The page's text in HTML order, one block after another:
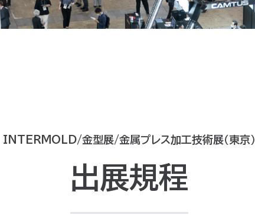
INTERMOLD/金型展/金属プレス加工技術展（東京）
出展規程